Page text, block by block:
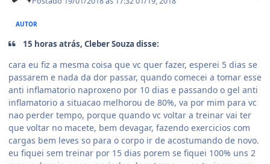
AUTOR
15 horas atrás, Cleber Souza disse:
cara eu fiz a mesma coisa que vc quer fazer, esperei 5 dias se
passarem e nada da dor passar, quando comecei a tomar esse
anti inflamatorio naproxeno por 10 dias e passando o gel anti
inflamatorio a situacao melhorou de 80%, va por mim para vc
nao perder tempo, porque quando vc voltar a treinar vai ter
que voltar no macete, bem devagar, fazendo exercicios com
cargas bem leves so para o corpo ir de acostumando de novo.
eu fiquei sem treinar por 15 dias porem se fiquei 100% uns 2